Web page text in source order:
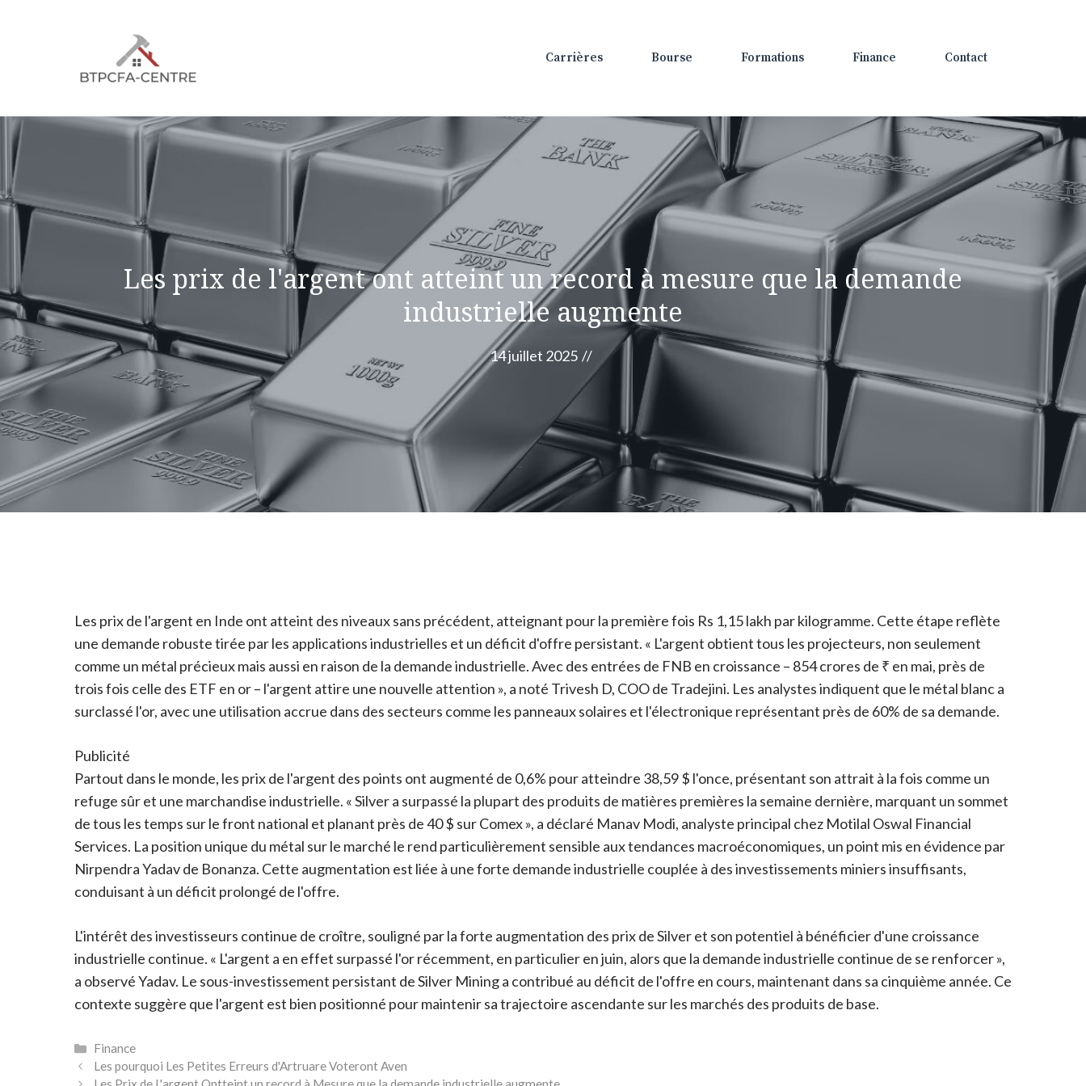
Carrières Bourse Formations Finance Contact
Les prix de l'argent ont atteint un record à mesure que la demande
industrielle augmente
14 juillet 2025 //
Les prix de l'argent en Inde ont atteint des niveaux sans précédent, atteignant pour la première fois Rs 1,15 lakh par kilogramme. Cette étape reflète
une demande robuste tirée par les applications industrielles et un déficit d'offre persistant. « L'argent obtient tous les projecteurs, non seulement
comme un métal précieux mais aussi en raison de la demande industrielle. Avec des entrées de FNB en croissance – 854 crores de ₹ en mai, près de
trois fois celle des ETF en or – l'argent attire une nouvelle attention », a noté Trivesh D, COO de Tradejini. Les analystes indiquent que le métal blanc a
surclassé l'or, avec une utilisation accrue dans des secteurs comme les panneaux solaires et l'électronique représentant près de 60% de sa demande.
Publicité
Partout dans le monde, les prix de l'argent des points ont augmenté de 0,6% pour atteindre 38,59 $ l'once, présentant son attrait à la fois comme un
refuge sûr et une marchandise industrielle. « Silver a surpassé la plupart des produits de matières premières la semaine dernière, marquant un sommet
de tous les temps sur le front national et planant près de 40 $ sur Comex », a déclaré Manav Modi, analyste principal chez Motilal Oswal Financial
Services. La position unique du métal sur le marché le rend particulièrement sensible aux tendances macroéconomiques, un point mis en évidence par
Nirpendra Yadav de Bonanza. Cette augmentation est liée à une forte demande industrielle couplée à des investissements miniers insuffisants,
conduisant à un déficit prolongé de l'offre.
L'intérêt des investisseurs continue de croître, souligné par la forte augmentation des prix de Silver et son potentiel à bénéficier d'une croissance
industrielle continue. « L'argent a en effet surpassé l'or récemment, en particulier en juin, alors que la demande industrielle continue de se renforcer »,
a observé Yadav. Le sous-investissement persistant de Silver Mining a contribué au déficit de l'offre en cours, maintenant dans sa cinquième année. Ce
contexte suggère que l'argent est bien positionné pour maintenir sa trajectoire ascendante sur les marchés des produits de base.
Catégories
Finance
Les pourquoi Les Petites Erreurs d'Artruare Voteront Aven